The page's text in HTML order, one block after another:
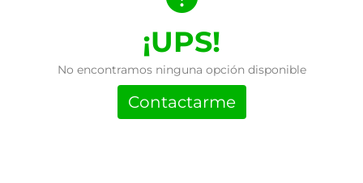
¡UPS!
No encontramos ninguna opción disponible
Contactarme